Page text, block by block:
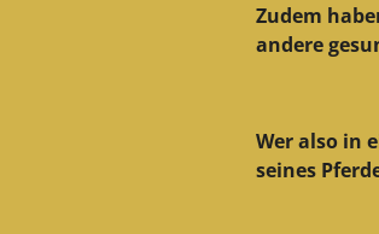
Zudem
andere
Wer also in
seines